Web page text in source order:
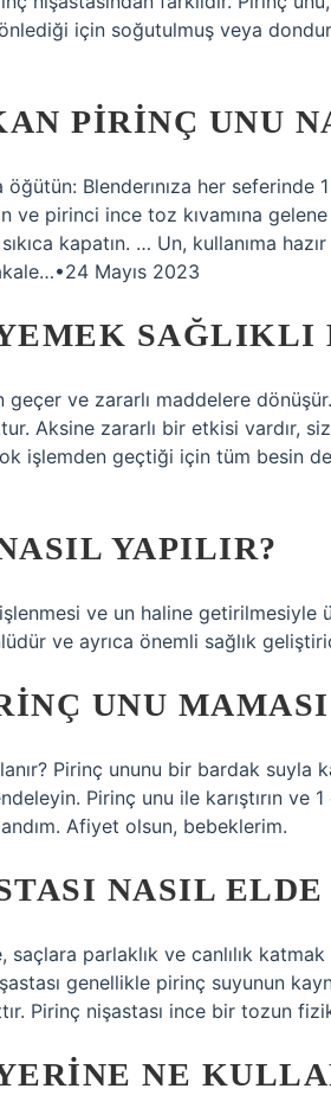
önlediği için soğutulmuş veya
PIRINÇ UNU
Blenderınıza her
ve pirinci ince toz kıvamına
kapatın. … Un, kullanıma
Mayıs 2023
SAĞLIKLI
geçer ve zararlı maddelere
Aksine zararlı bir etkisi vardır,
işlemden geçtiği için tüm besin
YAPILIR?
ve un haline getirilmesiyle
ve ayrıca önemli sağlık
UNU
Pirinç ununu bir bardak suyla
Pirinç unu ile karıştırın ve
Afiyet olsun, bebeklerim.
NASIL
parlaklık ve canlılık
genellikle pirinç suyunun
Pirinç nişastası ince bir tozun
NE